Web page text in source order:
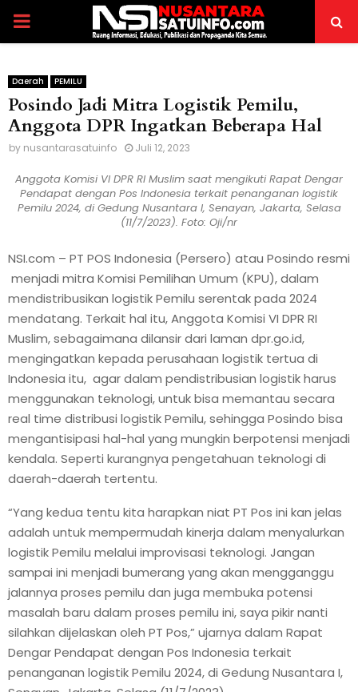
P
I
M
A
Y
M
E
N
U
Daerah PEMILU
Posindo Jadi Mitra Logistik Pemilu,
Anggota DPR Ingatkan Beberapa Hal
by nusantarasatuinfo Juli 12, 2023
Anggota Komisi VI DPR RI Muslim saat mengikuti Rapat Dengar
Pendapat dengan Pos Indonesia terkait penanganan logistik
Pemilu 2024, di Gedung Nusantara I, Senayan, Jakarta, Selasa
(11/7/2023). Foto: Oji/nr
NSI.com – PT POS Indonesia (Persero) atau Posindo resmi
menjadi mitra Komisi Pemilihan Umum (KPU), dalam
mendistribusikan logistik Pemilu serentak pada 2024
mendatang. Terkait hal itu, Anggota Komisi VI DPR RI
Muslim, sebagaimana dilansir dari laman dpr.go.id,
mengingatkan kepada perusahaan logistik tertua di
Indonesia itu, agar dalam pendistribusian logistik harus
menggunakan teknologi, untuk bisa memantau secara
real time distribusi logistik Pemilu, sehingga Posindo bisa
mengantisipasi hal-hal yang mungkin berpotensi menjadi
kendala. Seperti kurangnya pengetahuan teknologi di
daerah-daerah tertentu.
“Yang kedua tentu kita harapkan niat PT Pos ini kan jelas
adalah untuk mempermudah kinerja dalam menyalurkan
logistik Pemilu melalui improvisasi teknologi. Jangan
sampai ini menjadi bumerang yang akan mengganggu
jalannya proses pemilu dan juga membuka potensi
masalah baru dalam proses pemilu ini, saya pikir nanti
silahkan dijelaskan oleh PT Pos,” ujarnya dalam Rapat
Dengar Pendapat dengan Pos Indonesia terkait
penanganan logistik Pemilu 2024, di Gedung Nusantara I,